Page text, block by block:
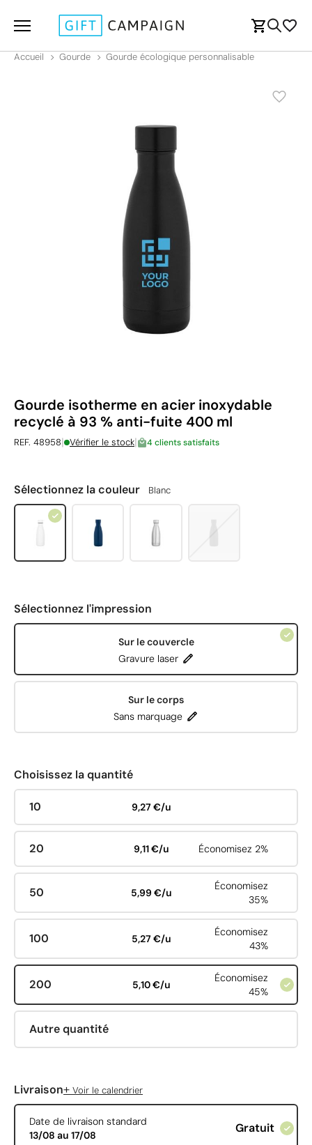
Accueil Gourde Gourde écologique personnalisable
Gourde isotherme en acier inoxydable
recyclé à 93 % anti-fuite 400 ml
REF. 48958| Vérifier le stock| 4 clients satisfaits
Sélectionnez la couleur Blanc
Sélectionnez l'impression
Sur le couvercle
Gravure laser
Sur le corps
Sans marquage
Choisissez la quantité
10 9,27 €/u
20 9,11 €/u Économisez 2%
50 5,99 €/u
Économisez
35%
100 5,27 €/u
Économisez
43%
200 5,10 €/u
Économisez
45%
Autre quantité
Livraison+ Voir le calendrier
Date de livraison standard
13/08 au 17/08
Gratuit